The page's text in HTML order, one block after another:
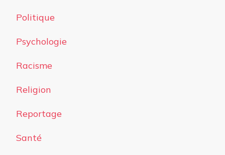
Politique
Psychologie
Racisme
Religion
Reportage
Santé